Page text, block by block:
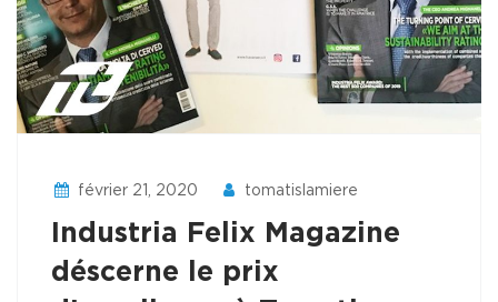
février 21, 2020 tomatislamiere
Industria Felix Magazine
déscerne le prix